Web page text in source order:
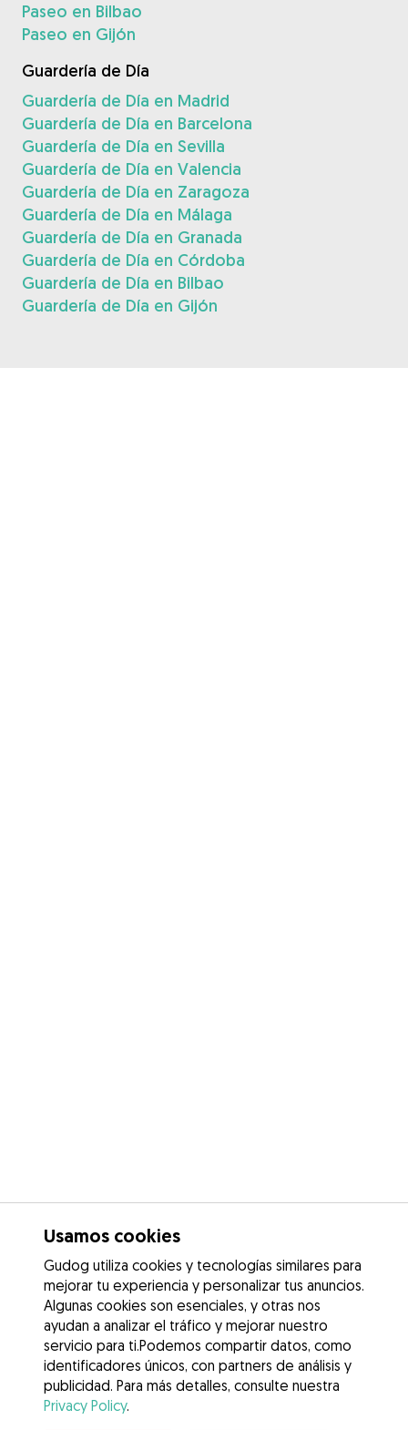
Usamos cookies
Gudog utiliza cookies y tecnologías similares para
mejorar tu experiencia y personalizar tus anuncios.
Algunas cookies son esenciales, y otras nos
ayudan a analizar el tráfico y mejorar nuestro
servicio para ti.Podemos compartir datos, como
identificadores únicos, con partners de análisis y
publicidad. Para más detalles, consulte nuestra
Privacy Policy.
Paseo en Bilbao
Paseo en Gijón
Guardería de Día
Guardería de Día en Madrid
Guardería de Día en Barcelona
Guardería de Día en Sevilla
Guardería de Día en Valencia
Guardería de Día en Zaragoza
Guardería de Día en Málaga
Guardería de Día en Granada
Guardería de Día en Córdoba
Guardería de Día en Bilbao
Guardería de Día en Gijón